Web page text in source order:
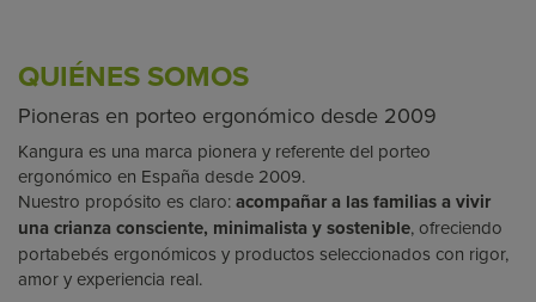
QUIÉNES SOMOS
Pioneras en porteo ergonómico desde 2009
Kangura es una marca pionera y referente del porteo
ergonómico en España desde 2009.
Nuestro propósito es claro:acompañar a las familias a vivir
una crianza consciente, minimalista y sostenible, ofreciendo
portabebés ergonómicos y productos seleccionados con rigor,
amor y experiencia real.